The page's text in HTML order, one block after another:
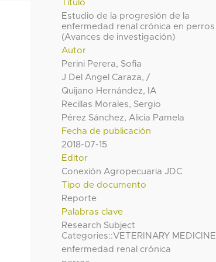
Título
Estudio de la progresión de la
enfermedad renal crónica en perros
(Avances de investigación)
Autor
Perini Perera, Sofia
J Del Angel Caraza, /
Quijano Hernández, IA
Recillas Morales, Sergio
Pérez Sánchez, Alicia Pamela
Fecha de publicación
2018-07-15
Editor
Conexión Agropecuaria JDC
Tipo de documento
Reporte
Palabras clave
Research Subject
Categories::VETERINARY MEDICINE
enfermedad renal crónica